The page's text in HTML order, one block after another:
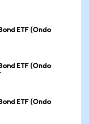
ETF (Ondo
ETF (Ondo
ETF (Ondo